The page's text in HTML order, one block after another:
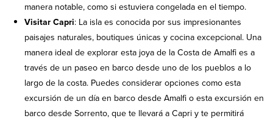
manera notable, como si estuviera congelada en el tiempo.
Visitar Capri: La isla es conocida por sus impresionantes
paisajes naturales, boutiques únicas y cocina excepcional. Una
manera ideal de explorar esta joya de la Costa de Amalfi es a
través de un paseo en barco desde uno de los pueblos a lo
largo de la costa. Puedes considerar opciones como esta
excursión de un día en barco desde Amalfi o esta excursión en
barco desde Sorrento, que te llevará a Capri y te permitirá